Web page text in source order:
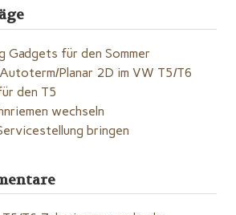
Gadgets für den Sommer
Planar 2D im VW T5/T6
den T5
wechseln
bringen